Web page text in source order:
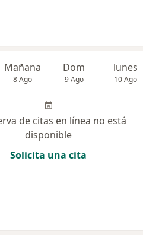
Mañana
8 Ago
Dom
9 Ago
lunes
10 Ago
de citas en línea no está
disponible
Solicita una cita